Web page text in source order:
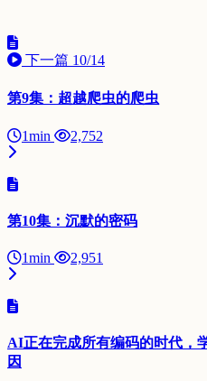
下一篇 10/14
第9集：超越爬虫的爬虫
1min 2,752
第10集：沉默的密码
1min 2,951
AI正在完成所有编码的时代，
因